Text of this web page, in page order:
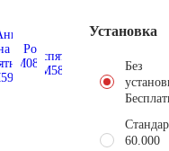
Установка
Без
60.000